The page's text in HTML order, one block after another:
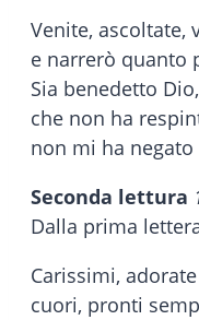
Venite, ascoltate,
e narrerò quanto
Sia benedetto Dio,
che non ha
non mi ha
Seconda lettura
Dalla prima
Carissimi,
cuori, pronti